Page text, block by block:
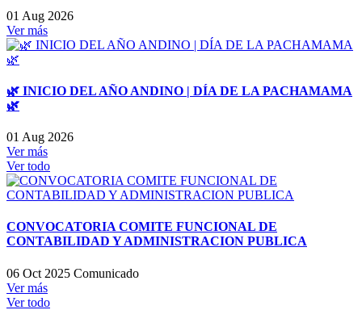
01 Aug 2026
Ver más
🌿 INICIO DEL AÑO ANDINO | DÍA DE LA PACHAMAMA
🌿
01 Aug 2026
Ver más
Ver todo
CONVOCATORIA COMITE FUNCIONAL DE
CONTABILIDAD Y ADMINISTRACION PUBLICA
06 Oct 2025 Comunicado
Ver más
Ver todo